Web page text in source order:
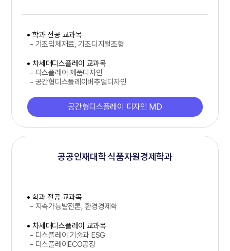
학과 전공 교과목
- 기초입체재료, 기초디지털조형
차세대디스플레이 교과목
- 디스플레이 제품디자인
- 공간형디스플레이버추얼디자인
공간형디스플레이 디자인 MD
공공인재대학 식품자원경제학과
학과 전공 교과목
- 지속가능발전론, 환경경제학
차세대디스플레이 교과목
- 디스플레이 기술과 ESG
- 디스플레이ECO공정